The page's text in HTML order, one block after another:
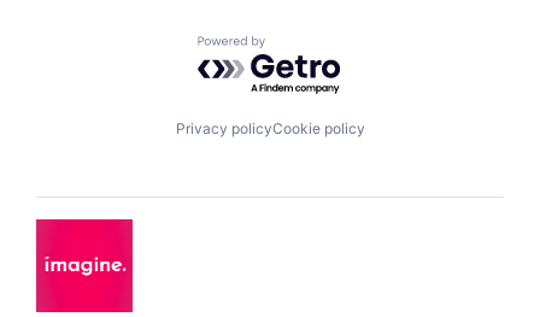
Powered by Getro.com
Privacy policyCookie policy